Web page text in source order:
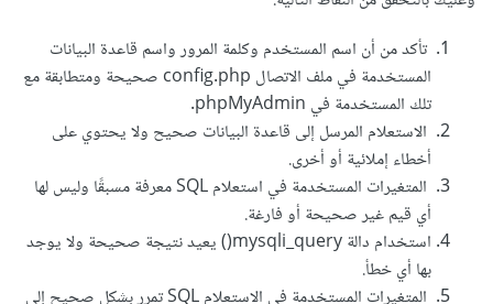
تأكد من أن اسم المستخدم وكلمة المرور واسم قاعدة البيانات
المستخدمة في ملف الاتصال config.php صحيحة ومتطابقة مع
تلك المستخدمة في phpMyAdmin.
الاستعلام المرسل إلى قاعدة البيانات صحيح ولا يحتوي على
أخطاء إملائية أو أخرى.
المتغيرات المستخدمة في استعلام SQL معرفة مسبقًا وليس لها
أي قيم غير صحيحة أو فارغة.
استخدام دالة mysqli_query() يعيد نتيجة صحيحة ولا يوجد
بها أي خطأ.